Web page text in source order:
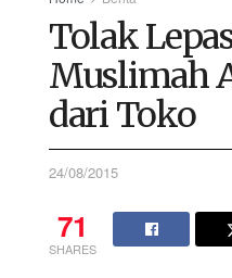
Tolak
Muslimah
dari Toko
24/08/2015
71
SHARES